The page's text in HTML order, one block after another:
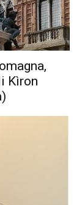
Kìron